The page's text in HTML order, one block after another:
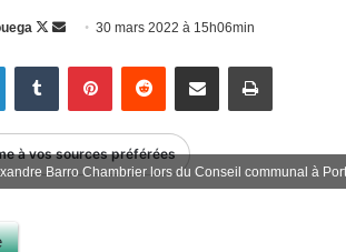
Follow
Envoyer
courriel
30 mars 2022 à 15h06min
LinkedinTumblr PinterestReddit Partager par email Imprimer
à vos sources préférées
Barro Chambrier lors du Conseil communal à